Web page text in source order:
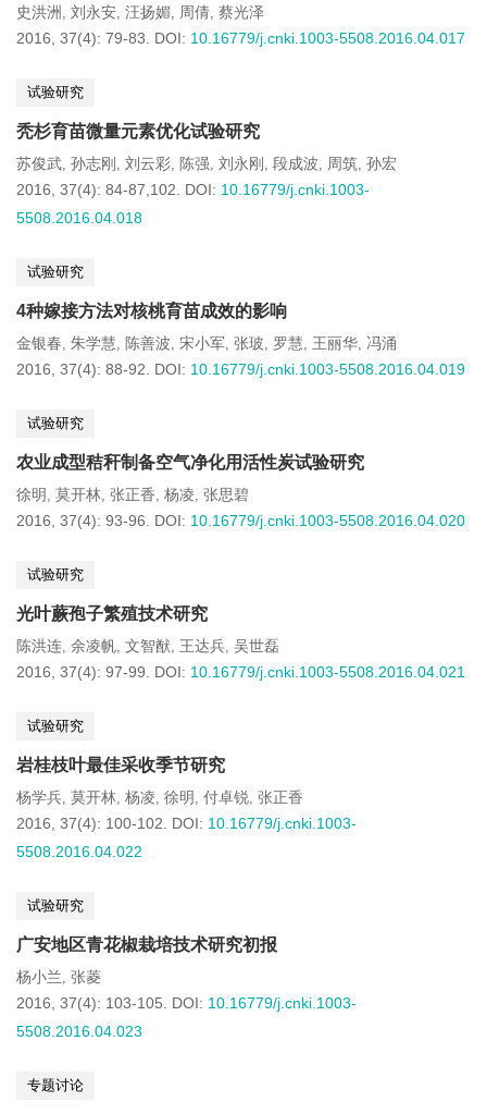
史洪洲 , 刘永安, 汪扬媚, 周倩, 蔡光泽
2016, 37(4): 79-83.
DOI: 10.16779/j.cnki.1003-5508.2016.04.017
试验研究
秃杉育苗微量元素优化试验研究
苏俊武, 孙志刚 , 刘云彩, 陈强, 刘永刚 , 段成波, 周筑, 孙宏
2016, 37(4): 84-87,102.
DOI: 10.16779/j.cnki.1003-
5508.2016.04.018
试验研究
4种嫁接方法对核桃育苗成效的影响
金银春, 朱学慧, 陈善波, 宋小军, 张玻, 罗慧, 王丽华, 冯涌
2016, 37(4): 88-92.
DOI: 10.16779/j.cnki.1003-5508.2016.04.019
试验研究
农业成型秸秆制备空气净化用活性炭试验研究
徐明 , 莫开林, 张正香, 杨凌, 张思碧
2016, 37(4): 93-96.
DOI: 10.16779/j.cnki.1003-5508.2016.04.020
试验研究
光叶蕨孢子繁殖技术研究
陈洪连, 余凌帆, 文智猷, 王达兵, 吴世磊
2016, 37(4): 97-99.
DOI: 10.16779/j.cnki.1003-5508.2016.04.021
试验研究
岩桂枝叶最佳采收季节研究
杨学兵, 莫开林, 杨凌, 徐明 , 付卓锐, 张正香
2016, 37(4): 100-102.
DOI: 10.16779/j.cnki.1003-
5508.2016.04.022
试验研究
广安地区青花椒栽培技术研究初报
杨小兰, 张菱
2016, 37(4): 103-105.
DOI: 10.16779/j.cnki.1003-
5508.2016.04.023
专题讨论